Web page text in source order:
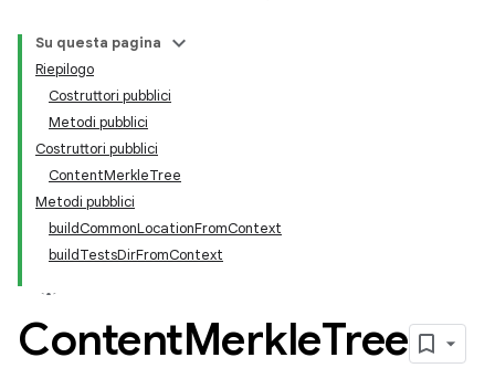
Su questa pagina
Riepilogo
Costruttori pubblici
Metodi pubblici
Costruttori pubblici
ContentMerkleTree
Metodi pubblici
buildCommonLocationFromContext
buildTestsDirFromContext
ContentMerkleTree